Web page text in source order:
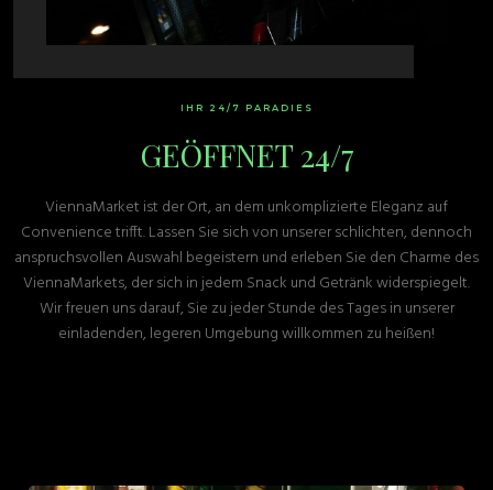
IHR 24/7 PARADIES
GEÖFFNET 24/7
ViennaMarket ist der Ort, an dem unkomplizierte Eleganz auf
Convenience trifft. Lassen Sie sich von unserer schlichten, dennoch
anspruchsvollen Auswahl begeistern und erleben Sie den Charme des
ViennaMarkets, der sich in jedem Snack und Getränk widerspiegelt.
Wir freuen uns darauf, Sie zu jeder Stunde des Tages in unserer
einladenden, legeren Umgebung willkommen zu heißen!